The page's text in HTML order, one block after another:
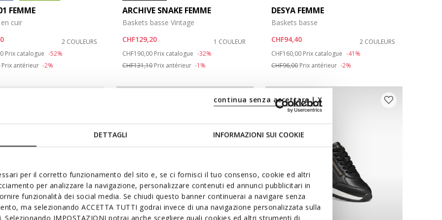
DETTAGLI INFORMAZIONI SUI COOKIE
per il corretto funzionamento del sito e, se ci fornisci il tuo consenso, cookie ed altri
per analizzare la navigazione, personalizzare contenuti ed annunci pubblicitari in
funzionalità dei social media. Se chiudi questo banner continuerai a navigare senza
ma selezionando ACCETTA TUTTI godrai invece di una navigazione personalizzata sulla
Selezionando IMPOSTAZIONI potrai anche scegliere quali cookies ed altri strumenti di
continua senza accettare | X
FEMME
cuir
2 COULEURS
from
to
Prix catalogue -52%
Prix antérieur -2%
ARCHIVE SNAKE FEMME
Baskets basse Vintage
CHF129,20
1 COULEUR
Price reduced from
CHF190,00 to
Prix catalogue -32%
CHF131,10Prix antérieur -1%
DESYA FEMME
Baskets basse
CHF94,40
2 COULEURS
Price reduced from
CHF160,00 to
Prix catalogue -41%
CHF96,00Prix antérieur -2%